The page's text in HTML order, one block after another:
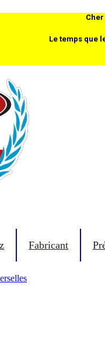
Le temps que
Fabricant